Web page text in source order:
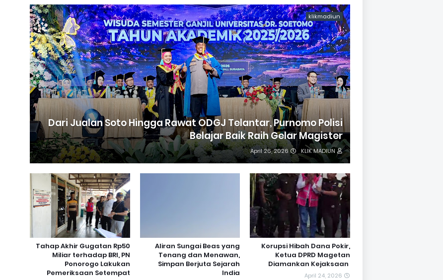
klikmadiun
Dari Jualan Soto Hingga Rawat ODGJ Telantar, Purnomo Polisi
Belajar Baik Raih Gelar Magister
KLIK MADIUN
April 26, 2026
Korupsi Hibah Dana Pokir,
Ketua DPRD Magetan
Diamankan Kejaksaan ‎
April 24, 2026
Aliran Sungai Beas yang
Tenang dan Menawan,
Simpan Berjuta Sejarah
India
Tahap Akhir Gugatan Rp50
Miliar terhadap BRI, PN
Ponorogo Lakukan
Pemeriksaan Setempat